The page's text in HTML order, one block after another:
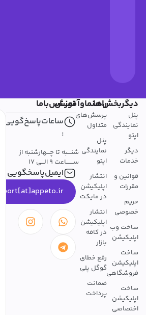
دیگربخش‌ها
پنل
نمایندگی
اپتو
دیگر
خدمات
قوانین و
مقررات
حریم
خصوصی
ساخت وب
اپلیکیشن
ساخت
اپلیکیشن
فروشگاهی
ساخت
اپلیکیشن
اختصاصی
راهنماوآموزش
پرسش‌های
متداول
پنل
نمایندگی
اپتو
انتشار
اپلیکیشن
در مایکت
انتشار
اپلیکیشن
در کافه
بازار
رفع خطای
گوگل پلی
ضمانت
پرداخت
تمــــاس‌باما
ساعات‌پاسخ‌گویی
شنـــبه تا چـــهارشنبه از
ســـــــاعت 9 الـــی 17
ایمیل‌پاسخگویی
support[at]appeto.ir